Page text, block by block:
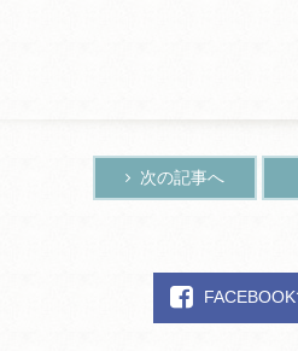
次の記事へ
FACEBOOK